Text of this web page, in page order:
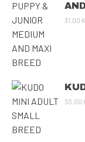
31.00
30.00